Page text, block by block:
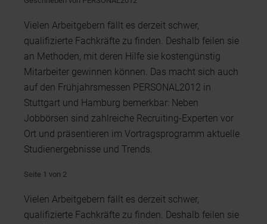
Vielen Arbeitgebern fällt es derzeit schwer,
qualifizierte Fachkräfte zu finden. Deshalb feilen sie
an Methoden, mit deren Hilfe sie kostengünstig
Mitarbeiter gewinnen können. Das macht sich auch
auf den Frühjahrsmessen PERSONAL2012 in
Stuttgart und Hamburg bemerkbar: Neben
Jobbörsen sind zahlreiche Recruiting-Experten vor
Ort und präsentieren im Vortragsprogramm aktuelle
Studienergebnisse und Trends.
Seite 1 von 2
Vielen Arbeitgebern fällt es derzeit schwer,
qualifizierte Fachkräfte zu finden. Deshalb feilen sie